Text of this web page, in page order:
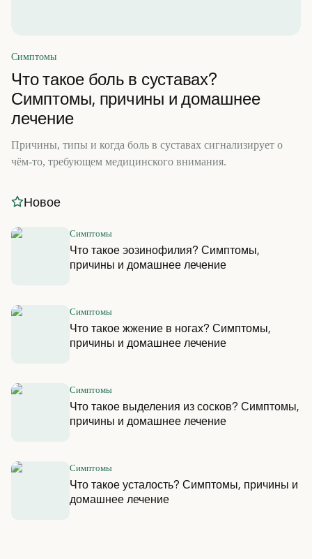
Симптомы
Что такое боль в суставах?
Симптомы, причины и домашнее
лечение
Причины, типы и когда боль в суставах сигнализирует о
чём-то, требующем медицинского внимания.
Новое
Симптомы
Что такое эозинофилия? Симптомы,
причины и домашнее лечение
Симптомы
Что такое жжение в ногах? Симптомы,
причины и домашнее лечение
Симптомы
Что такое выделения из сосков? Симптомы,
причины и домашнее лечение
Симптомы
Что такое усталость? Симптомы, причины и
домашнее лечение